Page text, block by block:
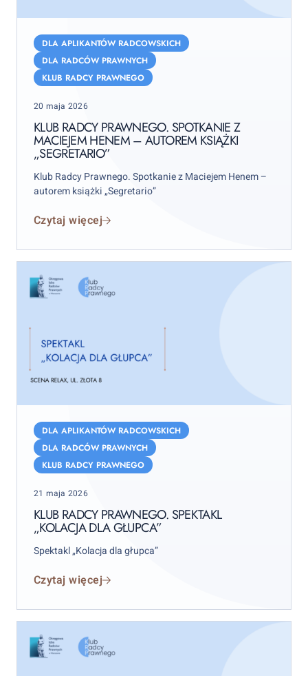
Radcy
Prawnego.
Spotkanie
Maciejem
Henem
autorem
książki
„Segretario”
DLA APLIKANTÓW RADCOWSKICH
DLA RADCÓW PRAWNYCH
KLUB RADCY PRAWNEGO
Posted
20 maja 2026
KLUB RADCY PRAWNEGO. SPOTKANIE Z
MACIEJEM HENEM – AUTOREM KSIĄŻKI
„SEGRETARIO”
Klub Radcy Prawnego. Spotkanie z Maciejem Henem –
autorem książki „Segretario”
Czytaj więcej
Radcy
Prawnego.
Spektakl
„Kolacja
głupca”
DLA APLIKANTÓW RADCOWSKICH
DLA RADCÓW PRAWNYCH
KLUB RADCY PRAWNEGO
Posted
21 maja 2026
KLUB RADCY PRAWNEGO. SPEKTAKL
„KOLACJA DLA GŁUPCA”
Spektakl „Kolacja dla głupca”
Czytaj więcej